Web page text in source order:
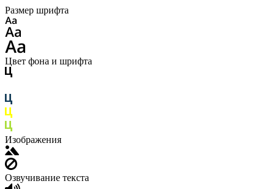
Размер шрифта
Цвет фона и шрифта
Изображения
Озвучивание текста